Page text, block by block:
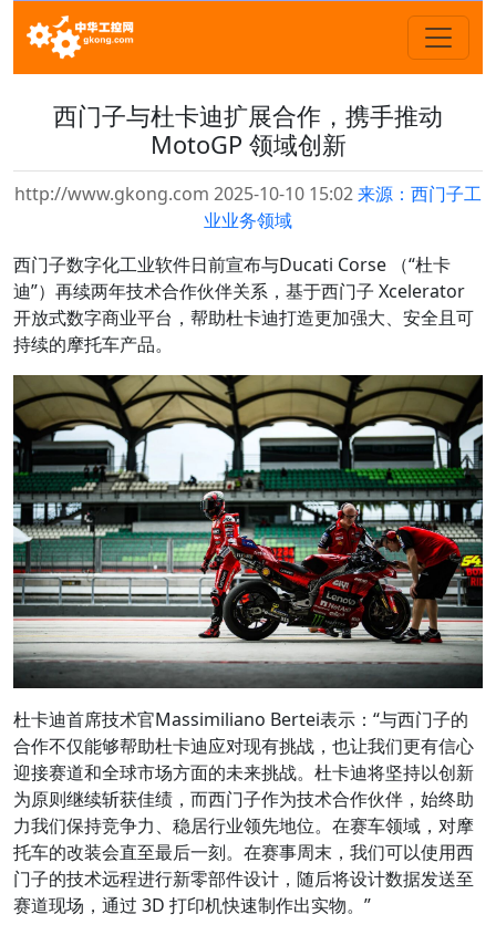
西门子与杜卡迪扩展合作，携手推动
MotoGP 领域创新
http://www.gkong.com 2025-10-10 15:02来源：西门子工
业业务领域
西门子数字化工业软件日前宣布与Ducati Corse （“杜卡
迪”）再续两年技术合作伙伴关系，基于西门子 Xcelerator
开放式数字商业平台，帮助杜卡迪打造更加强大、安全且可
持续的摩托车产品。
杜卡迪首席技术官Massimiliano Bertei表示：“与西门子的
合作不仅能够帮助杜卡迪应对现有挑战，也让我们更有信心
迎接赛道和全球市场方面的未来挑战。杜卡迪将坚持以创新
为原则继续斩获佳绩，而西门子作为技术合作伙伴，始终助
力我们保持竞争力、稳居行业领先地位。在赛车领域，对摩
托车的改装会直至最后一刻。在赛事周末，我们可以使用西
门子的技术远程进行新零部件设计，随后将设计数据发送至
赛道现场，通过 3D 打印机快速制作出实物。”